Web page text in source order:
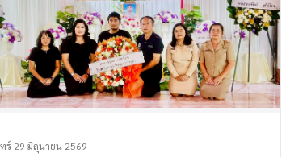
ร์ 29 มิถุนายน 2569